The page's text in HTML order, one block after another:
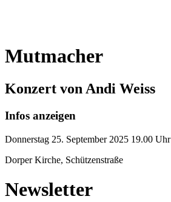
Mutmacher
Konzert von Andi Weiss
Infos anzeigen
Donnerstag 25. September 2025 19.00 Uhr
Dorper Kirche, Schützenstraße
Newsletter